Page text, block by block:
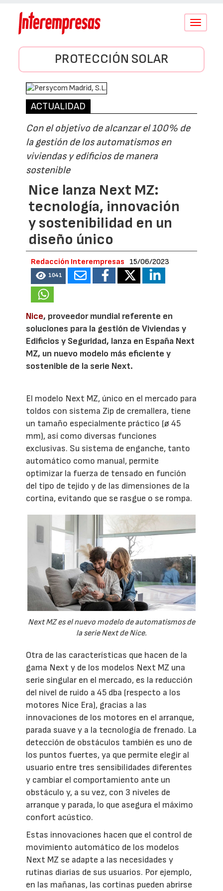
Conmutar
PROTECCIÓN SOLAR
ACTUALIDAD
Con el objetivo de alcanzar el 100% de
la gestión de los automatismos en
viviendas y edificios de manera
sostenible
Nice lanza Next MZ:
tecnología, innovación
y sostenibilidad en un
diseño único
Redacción Interempresas 15/06/2023
1041
Nice, proveedor mundial referente en
soluciones para la gestión de Viviendas y
Edificios y Seguridad, lanza en España Next
MZ, un nuevo modelo más eficiente y
sostenible de la serie Next.
El modelo Next MZ, único en el mercado para
toldos con sistema Zip de cremallera, tiene
un tamaño especialmente práctico (ø 45
mm), así como diversas funciones
exclusivas. Su sistema de enganche, tanto
automático como manual, permite
optimizar la fuerza de tensado en función
del tipo de tejido y de las dimensiones de la
cortina, evitando que se rasgue o se rompa.
Next MZ es el nuevo modelo de automatismos de
la serie Next de Nice.
Otra de las características que hacen de la
gama Next y de los modelos Next MZ una
serie singular en el mercado, es la reducción
del nivel de ruido a 45 dba (respecto a los
motores Nice Era), gracias a las
innovaciones de los motores en el arranque,
parada suave y a la tecnología de frenado. La
detección de obstáculos también es uno de
los puntos fuertes, ya que permite elegir al
usuario entre tres sensibilidades diferentes
y cambiar el comportamiento ante un
obstáculo y, a su vez, con 3 niveles de
arranque y parada, lo que asegura el máximo
confort acústico.
Estas innovaciones hacen que el control de
movimiento automático de los modelos
Next MZ se adapte a las necesidades y
rutinas diarias de sus usuarios. Por ejemplo,
en las mañanas, las cortinas pueden abrirse